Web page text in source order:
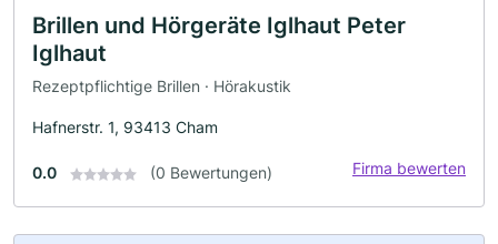
Brillen und Hörgeräte Iglhaut Peter
Iglhaut
Rezeptpflichtige Brillen · Hörakustik
Hafnerstr. 1, 93413 Cham
0.0 (0 Bewertungen) Firma bewerten